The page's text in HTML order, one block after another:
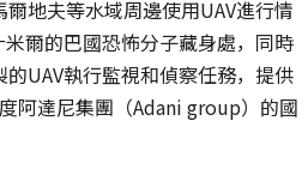
地夫等水域周邊使用UAV進行情
爾的巴國恐怖分子藏身處，同時
UAV執行監視和偵察任務，提供
阿達尼集團（Adani group）的國